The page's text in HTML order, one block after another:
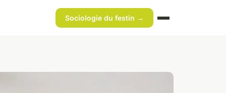
Sociologie du festin →